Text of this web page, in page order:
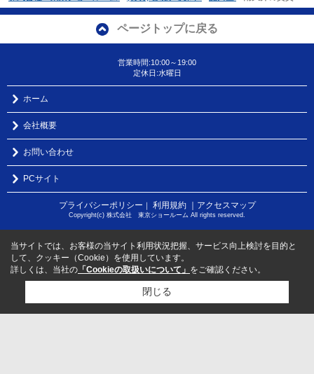
ページトップに戻る
営業時間:10:00～19:00
定休日:水曜日
ホーム
会社概要
お問い合わせ
PCサイト
プライバシーポリシー ｜ 利用規約 ｜アクセスマップ
Copyright(c) 株式会社 東京ショールーム All rights reserved.
当サイトでは、お客様の当サイト利用状況把握、サービス向上検討を目的と
して、クッキー（Cookie）を使用しています。
詳しくは、当社の 「Cookieの取扱いについて」 をご確認ください。
閉じる